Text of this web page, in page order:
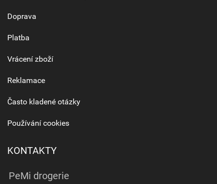
Doprava
Platba
Vrácení zboží
Reklamace
Často kladené otázky
Používání cookies
KONTAKTY
PeMi drogerie